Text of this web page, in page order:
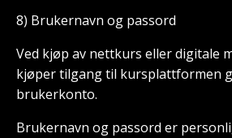
8) Brukernavn og passord
Ved kjøp av nettkurs eller digitale
kjøper tilgang til kursplattformen
brukerkonto.
Brukernavn og passord er